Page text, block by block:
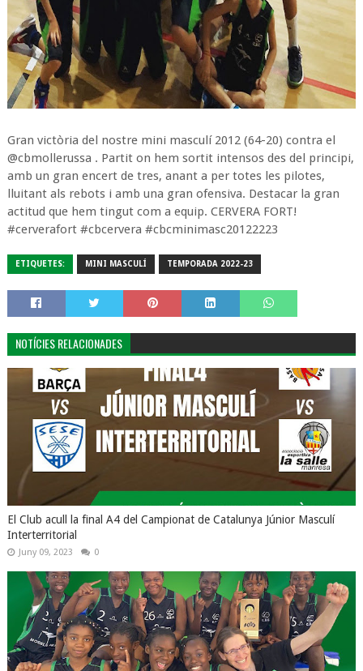
Gran victòria del nostre mini masculí 2012 (64-20) contra el
@cbmollerussa . Partit on hem sortit intensos des del principi,
amb un gran encert de tres, anant a per totes les pilotes,
lluitant als rebots i amb una gran ofensiva. Destacar la gran
actitud que hem tingut com a equip. CERVERA FORT!
#cerverafort #cbcervera #cbcminimasc20122223
ETIQUETES: MINI MASCULÍ TEMPORADA 2022-23
NOTÍCIES RELACIONADES
El Club acull la final A4 del Campionat de Catalunya Júnior Masculí
Interterritorial
Juny 09, 2023 0